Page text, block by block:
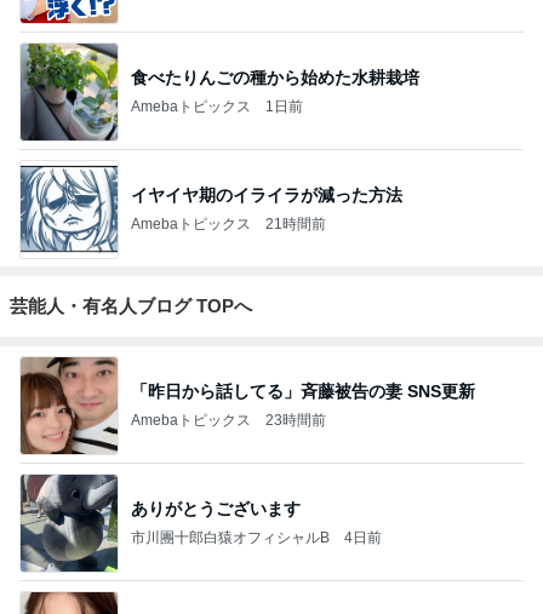
食べたりんごの種から始めた水耕栽培
Amebaトピックス 1日前
イヤイヤ期のイライラが減った方法
Amebaトピックス 21時間前
芸能人・有名人ブログ TOPへ
「昨日から話してる」斉藤被告の妻 SNS更新
Amebaトピックス 23時間前
ありがとうございます
市川團十郎白猿オフィシャルB 4日前